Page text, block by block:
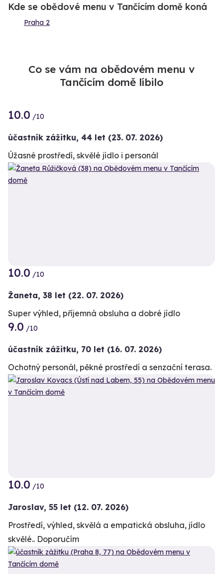
Kde se obědové menu v Tančícím domě koná
Praha 2
Co se vám na obědovém menu v
Tančícím domě líbilo
10.0 /10
účastník zážitku, 44 let (23. 07. 2026)
Úžasné prostředí, skvělé jídlo i personál
10.0 /10
Žaneta, 38 let (22. 07. 2026)
Super výhled, příjemná obsluha a dobré jídlo
9.0 /10
účastník zážitku, 70 let (16. 07. 2026)
Ochotný personál, pěkné prostředí a senzační terasa.
+1
10.0 /10
Jaroslav, 55 let (12. 07. 2026)
Prostředí, výhled, skvělá a empatická obsluha, jídlo
skvělé.. Doporučím